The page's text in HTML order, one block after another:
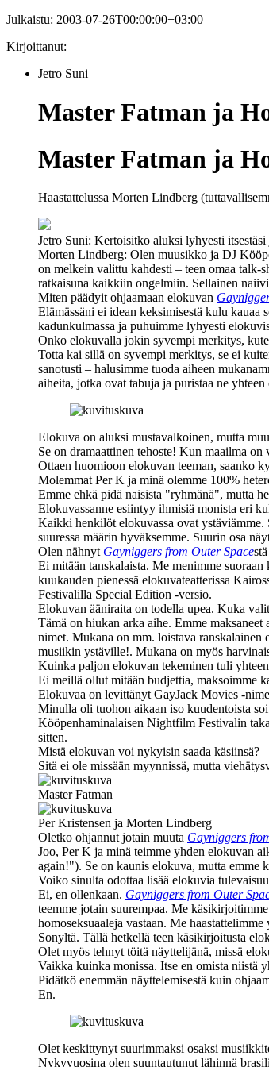
Julkaistu: 2003-07-26T00:00:00+03:00
Kirjoittanut:
Jetro Suni
Master Fatman ja
Master Fatman ja
Haastattelussa Morten Lindberg
Jetro Suni: Kertoisitko aluksi lyhyesti itsestäsi
Morten Lindberg: Olen muusikko ja DJ
on melkein valittu kahdesti – teen omaa
ratkaisuna kaikkiin ongelmiin. Sellainen
Miten päädyit ohjaamaan elokuvan
Elämässäni ei idean keksimisestä kulu kauaa
kadunkulmassa ja puhuimme lyhyesti
Onko elokuvalla jokin syvempi merkitys,
Totta kai sillä on syvempi merkitys, se ei
sanotusti – halusimme tuoda aiheen
aiheita, jotka ovat tabuja ja puristaa ne yhteen
Elokuva on aluksi mustavalkoinen, mutta
Se on dramaattinen tehoste! Kun maailma
Ottaen huomioon elokuvan teeman, saanko
Molemmat Per K ja minä olemme 100%
Emme ehkä pidä naisista "ryhmänä", mutta
Elokuvassanne esiintyy ihmisiä monista eri
Kaikki henkilöt elokuvassa ovat ystäviämme.
suuressa määrin hyväksemme. Suurin osa
Olen nähnyt Gayniggers from Outer Space
Ei mitään tanskalaista. Me menimme
kuukauden pienessä elokuvateatterissa
Festivalilla Special Edition ‑versio.
Elokuvan ääniraita on todella upea. Kuka
Tämä on hiukan arka aihe. Emme
nimet. Mukana on mm. loistava ranskalainen
musiikin ystäville!. Mukana on myös
Kuinka paljon elokuvan tekeminen tuli
Ei meillä ollut mitään budjettia, maksoimme
Elokuvaa on levittänyt GayJack Movies
Minulla oli tuohon aikaan iso kuudentoista
Kööpenhaminalaisen Nightfilm Festivalin
sitten.
Mistä elokuvan voi nykyisin saada käsiinsä?
Sitä ei ole missään myynnissä, mutta
Master Fatman
Per Kristensen ja Morten Lindberg
Oletko ohjannut jotain muuta Gayniggers
Joo, Per K ja minä teimme yhden elokuvan
again!"). Se on kaunis elokuva, mutta emme
Voiko sinulta odottaa lisää elokuvia
Ei, en ollenkaan. Gayniggers from Outer
teemme jotain suurempaa. Me
homoseksuaaleja vastaan. Me
Sonyltä. Tällä hetkellä teen käsikirjoitusta
Olet myös tehnyt töitä näyttelijänä, missä
Vaikka kuinka monissa. Itse en omista niistä
Pidätkö enemmän näyttelemisestä kuin
En.
Olet keskittynyt suurimmaksi osaksi
Nykyvuosina olen suuntautunut lähinnä